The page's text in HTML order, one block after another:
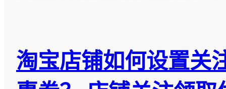
淘宝店铺如何设置关